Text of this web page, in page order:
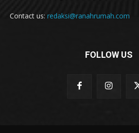
Contact us: redaksi@ranahrumah.com
FOLLOW US